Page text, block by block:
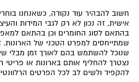
חשוב להבהיר עוד נקודה, כשאנחנו
אישית, זה נכון לא רק לגבי המידות
בהתאם לסוג החומרים וכן בהתאם
שמתייחסים למפרט הטכני של
שנוכל להשתמש בהם לאורך זמן מבלי
נצטרך להחליף אותם בארונות או פריטי
להקפיד ולשים לב לכל הפרטים